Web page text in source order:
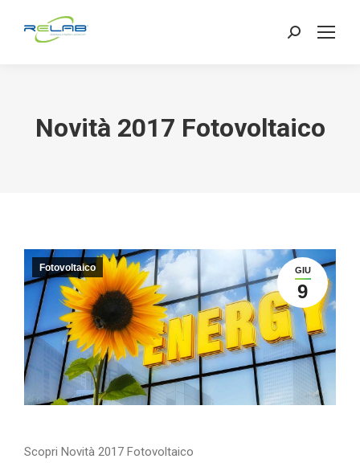
Search:
Novità 2017 Fotovoltaico
GIU
9
Fotovoltaico
Scopri Novità 2017 Fotovoltaico